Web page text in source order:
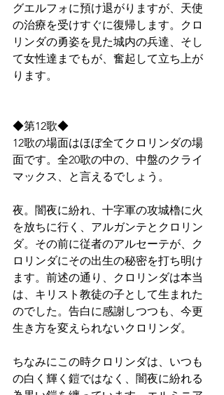
グエルフォに預け退がりますが、天使
の治療を受けすぐに復帰します。クロ
リンダの勇姿を見た城内の兵達、そし
て女性達までもが、奮起して立ち上が
ります。
◆第12歌◆
12歌の場面はほぼ全てクロリンダの場
面です。全20歌の中の、中盤のクライ
マックス、と言えるでしょう。
夜。闇夜に紛れ、十字軍の攻城櫓に火
を放ちに行く、アルガンテとクロリン
ダ。その前に従者のアルセーテが、ク
ロリンダにその出生の秘密を打ち明け
ます。前述の通り、クロリンダは本当
は、キリスト教徒の子として生まれた
のでした。告白に感謝しつつも、今更
生き方を変えられないクロリンダ。
ちなみにこの時クロリンダは、いつも
の白く輝く鎧ではなく、闇夜に紛れる